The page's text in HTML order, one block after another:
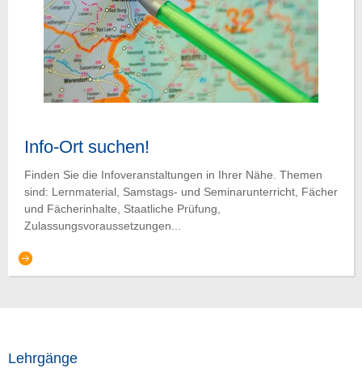
Info-Ort suchen!
Finden Sie die Infoveranstaltungen in Ihrer Nähe. Themen
sind: Lernmaterial, Samstags- und Seminarunterricht, Fächer
und Fächerinhalte, Staatliche Prüfung,
Zulassungsvoraussetzungen...
Lehrgänge